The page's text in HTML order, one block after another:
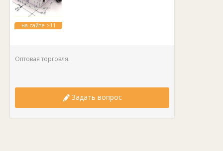
на сайте >11
Оптовая торговля.
Задать вопрос